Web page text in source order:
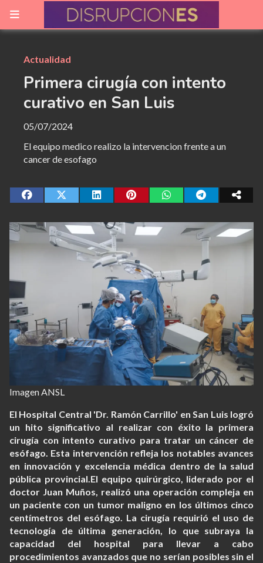
Primera cirugía con intento
curativo en San Luis
El equipo medico realizo la intervencion frente a un
cancer de esofago
Actualidad
05/07/2024
Imagen ANSL
El Hospital Central 'Dr. Ramón Carrillo' en San Luis logró
un hito significativo al realizar con éxito la primera
cirugía con intento curativo para tratar un cáncer de
esófago. Esta intervención refleja los notables avances
en innovación y excelencia médica dentro de la salud
pública provincial.El equipo quirúrgico, liderado por el
doctor Juan Muños, realizó una operación compleja en
un paciente con un tumor maligno en los últimos cinco
centímetros del esófago. La cirugía requirió el uso de
tecnología de última generación, lo que subraya la
capacidad del hospital para llevar a cabo
procedimientos avanzados que no serían posibles sin el